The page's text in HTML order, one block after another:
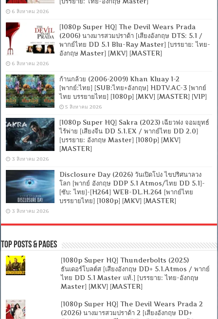
6 สิงหาคม 2026
[1080p Super HQ] The Devil Wears Prada
(2006) นางมารสวมปราด้า [เสียงอังกฤษ DTS: 5.1 /
พากย์ไทย DD 5.1 Blu-Ray Master] [บรรยาย: ไทย-
อังกฤษ Master] [MKV] [MASTER]
6 สิงหาคม 2026
ก้านกล้วย (2006-2009) Khan Kluay 1-2
[พากย์:ไทย] [SUB:ไทย+อังกฤษ] HDTV.AC-3 [พากย์
ไทย บรรยายไทย] [1080p] [MKV] [MASTER] [VIP]
5 สิงหาคม 2026
[1080p Super HQ] Sakra (2023) เฉียวฟง จอมยุทธ์
ไร้พ่าย [เสียงจีน DD 5.1.EX / พากย์ไทย DD 2.0]
[บรรยาย: อังกฤษ Master] [1080p] [MKV]
[MASTER]
3 สิงหาคม 2026
Disclosure Day (2026) วันเปิดโปง ไขปริศนาลวง
โลก [พากย์ อังกฤษ DDP 5.1 Atmos/ไทย DD 5.1]-
[ซับ: ไทย]-[H264] WEB-DL.H.264 [พากย์ไทย
บรรยายไทย] [1080p] [MKV] [MASTER]
3 สิงหาคม 2026
Top Posts & Pages
[1080p Super HQ] Thunderbolts (2025)
ธันเดอร์โบลต์ส [เสียงอังกฤษ DD+ 5.1.Atmos / พากย์
ไทย DD 5.1 Master แท้.] [บรรยาย: ไทย-อังกฤษ
Master] [MKV] [MASTER]
[1080p Super HQ] The Devil Wears Prada 2
(2026) นางมารสวมปราด้า 2 [เสียงอังกฤษ DD+